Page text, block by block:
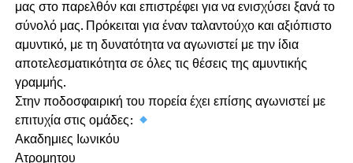
μας στο παρελθόν και επιστρέφει για να ενισχύσει ξανά το
σύνολό μας. Πρόκειται για έναν ταλαντούχο και αξιόπιστο
αμυντικό, με τη δυνατότητα να αγωνιστεί με την ίδια
αποτελεσματικότητα σε όλες τις θέσεις της αμυντικής
γραμμής.
Στην ποδοσφαιρική του πορεία έχει επίσης αγωνιστεί με
επιτυχία στις ομάδες:
Ακαδημιες Ιωνικόυ
Ατρομητου